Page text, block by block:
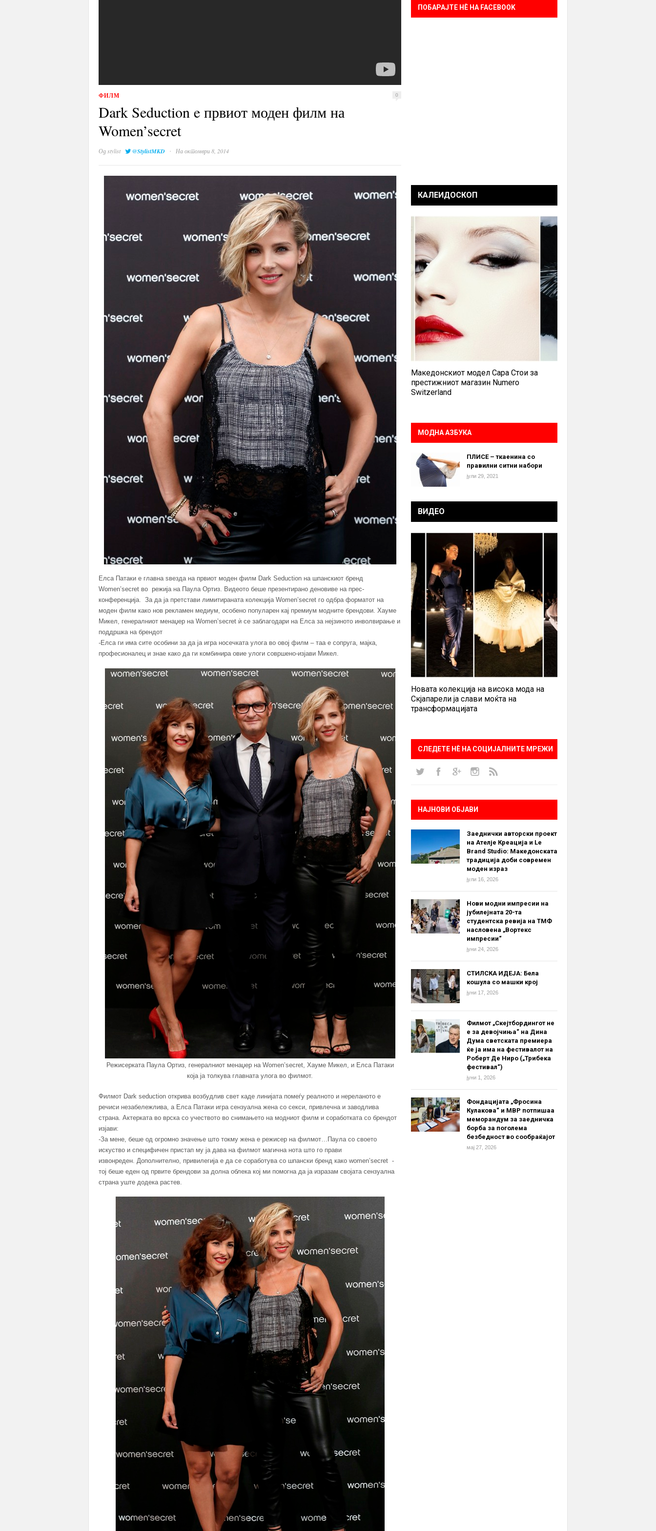
ФИЛМ 0
Dark Seduction e првиот моден филм на
Women’secret
Одstylist @StylistMKD · На октомври 8, 2014
Елса Патаки e главна ѕвезда на првиот моден филм Dark Seduction на шпанскиот бренд
Women’secret во режија на Паула Ортиз. Видеото беше презентирано деновиве на прес-
конференција. За да ја претстави лимитираната колекција Women’secret го одбра форматот на
моден филм како нов рекламен медиум, особено популарен кај премиум модните брендови. Хауме
Микел, генералниот менаџер на Women’secret ѝ се заблагодари на Елса за нејзиното инволвирање и
поддршка на брендот
-Елса ги има сите особини за да ја игра носечката улога во овој филм – таа е сопруга, мајка,
професионалец и знае како да ги комбинира овие улоги совршено-изјави Микел.
Режисерката Паула Ортиз, генералниот менаџер на Women’secret, Хауме Микел, и Елса Патаки
која ја толкува главната улога во филмот.
Филмот Dark seduction открива возбудлив свет каде линијата помеѓу реалното и нереланото е
речиси незабележлива, а Елса Патаки игра сензуална жена со секси, привлечна и заводлива
страна. Актерката во врска со учеството во снимањето на модниот филм и соработката со брендот
изјави:
-За мене, беше од огромно значење што токму жена е режисер на филмот…Паула со своето
искуство и специфичен пристап му ја дава на филмот магична нота што го прави
извонреден. Дополнително, привилегија е да се соработува со шпански бренд како women’secret -
тој беше еден од првите брендови за долна облека кој ми помогна да ја изразам својата сензуална
страна уште додека растев.
ПОБАРАЈТЕ НÈ НА FACEBOOK
КАЛЕИДОСКОП
Македонскиот модел Сара Стои за
престижниот магазин Numero
Switzerland
МОДНА АЗБУКА
ПЛИСЕ – ткаенина со
правилни ситни набори
јули 29, 2021
ВИДЕО
Новата колекција на висока мода на
Скјапарели ја слави моќта на
трансформацијата
СЛЕДЕТЕ НÈ НА СОЦИЈАЛНИТЕ МРЕЖИ
НАЈНОВИ ОБЈАВИ
Заеднички авторски проект
на Ателје Креација и Le
Brand Studio: Македонската
традиција доби современ
моден израз
јули 16, 2026
Нови модни импресии на
јубилејната 20-та
студентска ревија на ТМФ
насловена „Вортекс
импресии“
јуни 24, 2026
СТИЛСКА ИДЕЈА: Бела
кошула со машки крој
јуни 17, 2026
Филмот „Скејтбордингот не
е за девојчиња“ на Дина
Дума светската премиера
ќе ја има на фестивалот на
Роберт Де Ниро („Трибека
фестивал“)
јуни 1, 2026
Фондацијата „Фросина
Кулакова“ и МВР потпишаа
меморандум за заедничка
борба за поголема
безбедност во сообраќајот
мај 27, 2026